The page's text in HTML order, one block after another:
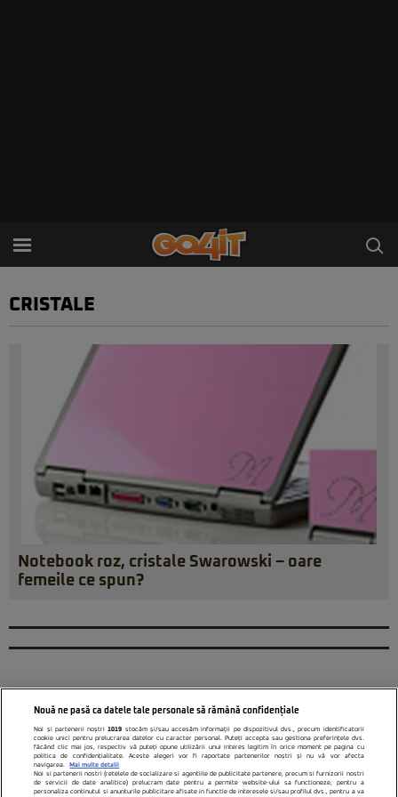
CRISTALE
Notebook roz, cristale Swarowski – oare
femeile ce spun?
Nouă ne pasă ca datele tale personale să rămână confidențiale
Noi și partenerii noștri1019 stocăm și/sau accesăm informații pe dispozitivul dvs., precum identificatorii
cookie unici pentru prelucrarea datelor cu caracter personal. Puteți accepta sau gestiona preferințele dvs.
făcând clic mai jos, respectiv vă puteți opune utilizării unui interes legitim în orice moment pe pagina cu
politica de confidențialitate. Aceste alegeri vor fi raportate partenerilor noștri și nu vă vor afecta
navigarea.
Mai multe detalii
Noi si partenerii nostri (retelele de socializare si agentiile de publicitate partenere, precum si furnizorii nostri
de servicii de date analitice) prelucram date pentru a permite website-ului sa functioneze, pentru a
personaliza continutul si anunturile publicitare afisate in functie de interesele si/sau profilul dvs., pentru a va